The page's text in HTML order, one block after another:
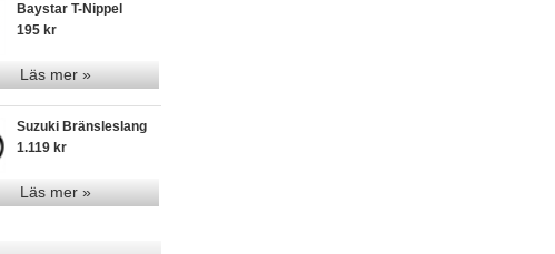
Baystar T-Nippel
195 kr
Läs mer »
Suzuki Bränsleslang
1.119 kr
Läs mer »